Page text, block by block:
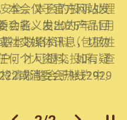
本会仅于官方网站发
会名义发出的产品回
社交媒体讯息，切勿
何个人资料。如有疑
或消委会热线2929
全，本会的投诉处理
功能。由2025年11月
本联络资料（包括姓
，才可提交投诉、查
清晰整合于帐户中，